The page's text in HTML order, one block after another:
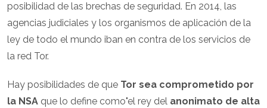
posibilidad de las brechas de seguridad. En 2014, las
agencias judiciales y los organismos de aplicación de la
ley de todo el mundo iban en contra de los servicios de
la red Tor.
Hay posibilidades de que Tor sea comprometido por
la NSA que lo define como"el rey del anonimato de alta